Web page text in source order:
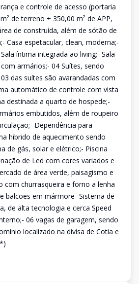
e controle de acesso (portaria
de terreno + 350,00 m² de APP,
de construída, além de sótão de
Casa espetacular, clean, moderna;-
íntima integrada ao living;- Sala
armários;- 04 Suítes, sendo
das suítes são avarandadas com
automático de controle com vista
destinada a quarto de hospede;-
embutidos, além de roupeiro
Dependência para
hibrido de aquecimento sendo
de gás, solar e elétrico;- Piscina
de Led com cores variados e
de área verde, paisagismo e
com churrasqueira e forno a lenha
balcões em mármore- Sistema de
de alta tecnologia e cerca Speed
06 vagas de garagem, sendo
localizado na divisa de Cotia e